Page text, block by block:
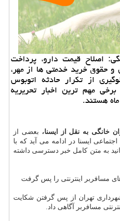
اصلاح قیمت دارو، پرداخت
و حقوق خرید خدمتی ها از مهر،
از تكرار حادثه اتوبوس
مهم ترین اخبار تحریریه
هستند.
خانگی به نقل از ایسنا، بعضی از
ایسنا در ادامه می آید كه با
به متن كامل خبر دسترسی داشته
مسافربر اینترنتی را پس گرفت
تهران از پس گرفتن شكایت
مسافربر آگاهی داد.